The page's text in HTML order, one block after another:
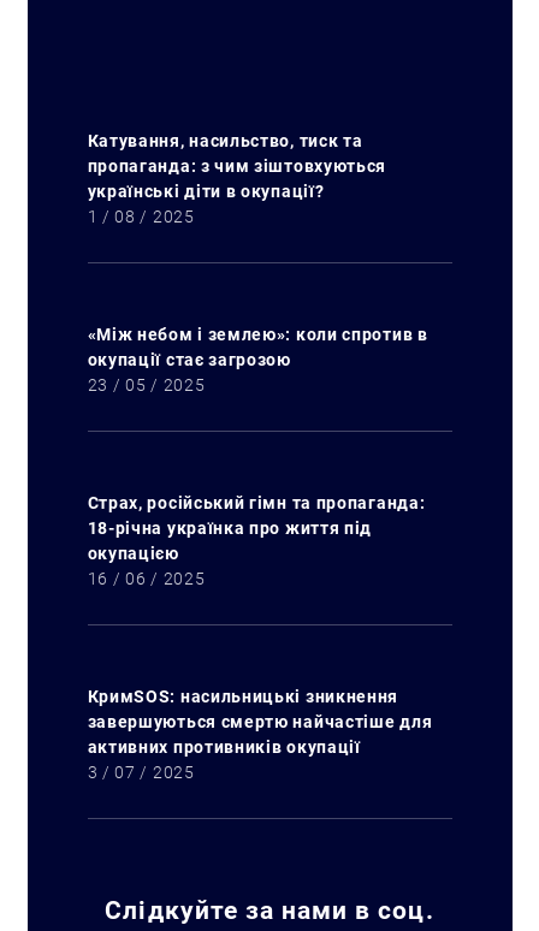
Пошук за запитом:
Катування, насильство, тиск та
пропаганда: з чим зіштовхуються
українські діти в окупації?
1 / 08 / 2025
«Між небом і землею»: коли спротив в
окупації стає загрозою
23 / 05 / 2025
Страх, російський гімн та пропаганда:
18-річна українка про життя під
окупацією
16 / 06 / 2025
КримSOS: насильницькі зникнення
завершуються смертю найчастіше для
активних противників окупації
3 / 07 / 2025
Слідкуйте за нами в соц.